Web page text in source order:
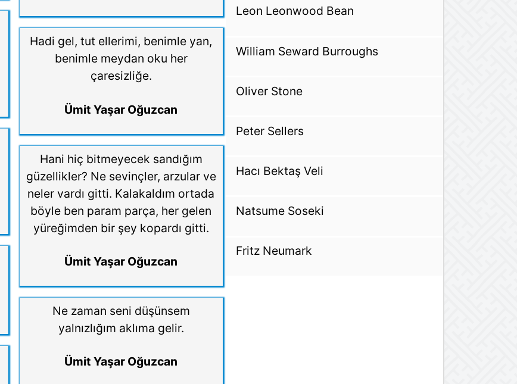
Hadi gel, tut ellerimi, benimle yan,
benimle meydan oku her
çaresizliğe.
Ümit Yaşar Oğuzcan
Hani hiç bitmeyecek sandığım
güzellikler? Ne sevinçler, arzular ve
neler vardı gitti. Kalakaldım ortada
böyle ben param parça, her gelen
yüreğimden bir şey kopardı gitti.
Ümit Yaşar Oğuzcan
Ne zaman seni düşünsem
yalnızlığım aklıma gelir.
Ümit Yaşar Oğuzcan
Leon Leonwood Bean
William Seward Burroughs
Oliver Stone
Peter Sellers
Hacı Bektaş Veli
Natsume Soseki
Fritz Neumark